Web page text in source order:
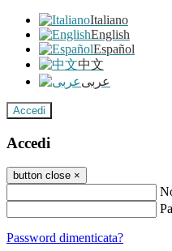
Italiano
English
Español
中文
عربى
Accedi
Accedi
button close ×
Password dimenticata?